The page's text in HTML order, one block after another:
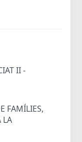
II -
FAMÍLIES,
LA